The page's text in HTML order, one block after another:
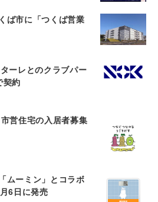
ば市に「つくば営業
ーレとのクラブパー
契約
営住宅の入居者募集
ムーミン」とコラボ
6日に発売